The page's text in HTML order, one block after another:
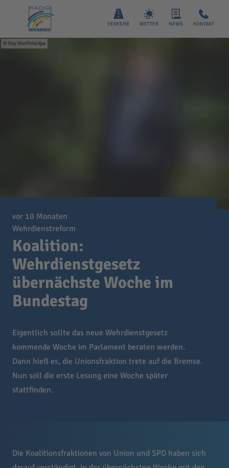
VERKEHR WETTER NEWS KONTAKT
Kay Nietfeld/dpa
vor 10 Monaten
Wehrdienstreform
Koalition:
Wehrdienstgesetz
übernächste Woche im
Bundestag
Eigentlich sollte das neue Wehrdienstgesetz
kommende Woche im Parlament beraten werden.
Dann hieß es, die Unionsfraktion trete auf die Bremse.
Nun soll die erste Lesung eine Woche später
stattfinden.
Die Koalitionsfraktionen von Union und SPD haben sich